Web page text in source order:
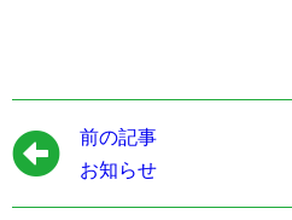
前の記事
お知らせ